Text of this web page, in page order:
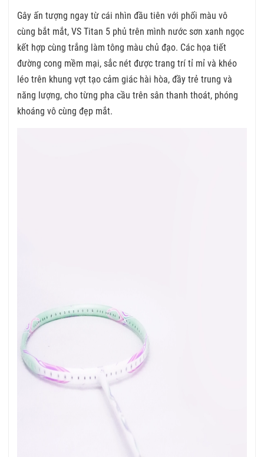
Gây ấn tượng ngay từ cái nhìn đầu tiên với phối màu vô
cùng bắt mắt, VS Titan 5 phủ trên mình nước sơn xanh ngọc
kết hợp cùng trắng làm tông màu chủ đạo. Các họa tiết
đường cong mềm mại, sắc nét được trang trí tỉ mỉ và khéo
léo trên khung vợt tạo cảm giác hài hòa, đầy trẻ trung và
năng lượng, cho từng pha cầu trên sân thanh thoát, phóng
khoáng vô cùng đẹp mắt.